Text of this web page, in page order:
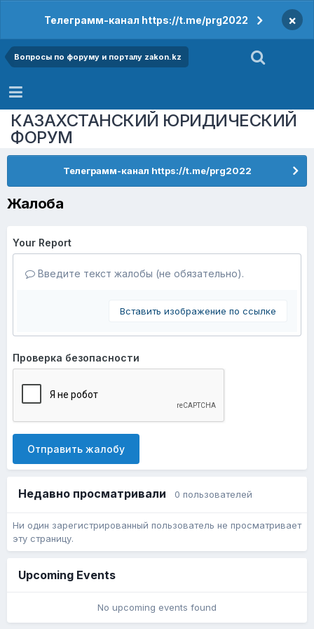
Телеграмм-канал https://t.me/prg2022 ×
Вопросы по форуму и порталу zakon.kz
КАЗАХСТАНСКИЙ ЮРИДИЧЕСКИЙ
ФОРУМ
Телеграмм-канал https://t.me/prg2022
Жалоба
Your Report
Введите текст жалобы (не обязательно).
Вставить изображение по ссылке
Проверка безопасности
Отправить жалобу
Недавно просматривали 0 пользователей
Ни один зарегистрированный пользователь не просматривает
эту страницу.
Upcoming Events
No upcoming events found